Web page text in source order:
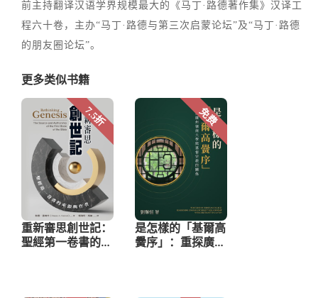
前主持翻译汉语学界规模最大的《马丁·路德著作集》汉译工
程六十卷，主办“马丁·路德与第三次启蒙论坛”及“马丁·路德
的朋友圈论坛”。
更多类似书籍